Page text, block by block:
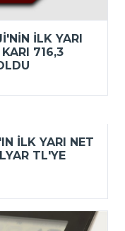
ILK YARI
716,3
ILK YARI NET
TL'YE